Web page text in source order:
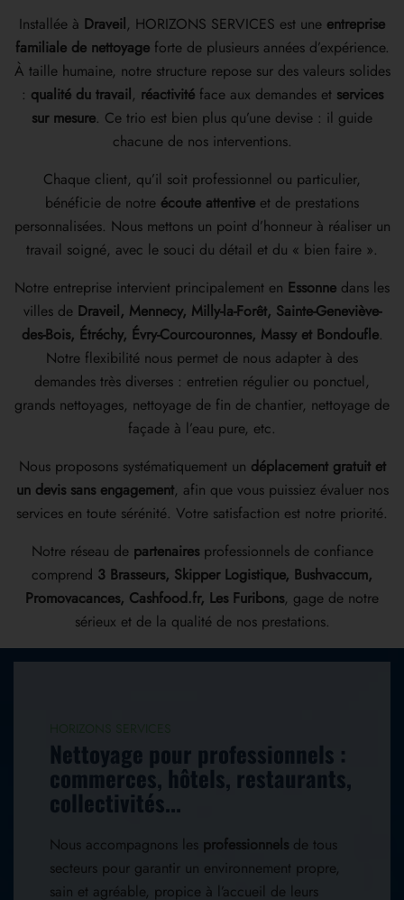
Installée à Draveil, HORIZONS SERVICES est une entreprise
familiale de nettoyageforte de plusieurs années d’expérience.
À taille humaine, notre structure repose sur des valeurs solides
: qualité du travail, réactivitéface aux demandes et services
sur mesure. Ce trio est bien plus qu’une devise : il guide
chacune de nos interventions.
Chaque client, qu’il soit professionnel ou particulier,
bénéficie de notre écoute attentive et de prestations
personnalisées. Nous mettons un point d’honneur à réaliser un
travail soigné, avec le souci du détail et du « bien faire ».
Notre entreprise intervient principalement en Essonne dans les
villes de Draveil, Mennecy, Milly-la-Forêt, Sainte-Geneviève-
des-Bois, Étréchy, Évry-Courcouronnes, Massy et Bondoufle.
Notre flexibilité nous permet de nous adapter à des
demandes très diverses : entretien régulier ou ponctuel,
grands nettoyages, nettoyage de fin de chantier, nettoyage de
façade à l’eau pure, etc.
Nous proposons systématiquement un déplacement gratuit et
un devis sans engagement, afin que vous puissiez évaluer nos
services en toute sérénité. Votre satisfaction est notre priorité.
Notre réseau de partenairesprofessionnels de confiance
comprend 3 Brasseurs, Skipper Logistique, Bushvaccum,
Promovacances, Cashfood.fr, Les Furibons, gage de notre
sérieux et de la qualité de nos prestations.
Nettoyage pour professionnels :
commerces, hôtels, restaurants,
collectivités...
Nous accompagnons les professionnels de tous
secteurs pour garantir un environnement propre,
sain et agréable, propice à l’accueil de leurs